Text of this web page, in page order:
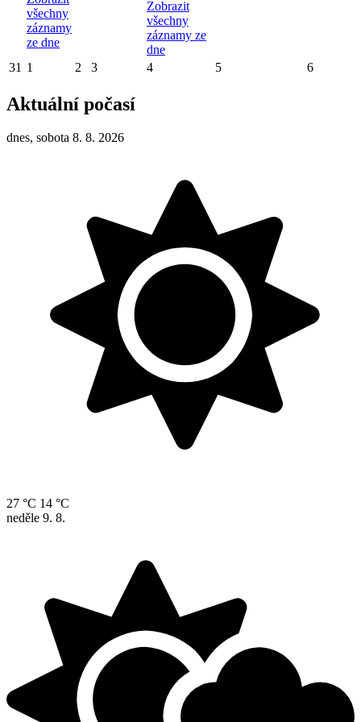
všechny
záznamy
ze dne
Zobrazit
všechny
záznamy ze
dne
31 1 2 3 4 5 6
Aktuální počasí
dnes, sobota 8. 8. 2026
27 °C 14 °C
neděle 9. 8.